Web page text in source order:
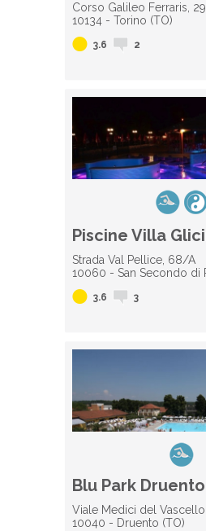
Corso Galileo Ferraris,
10134 - Torino (TO)
3.6 2
Piscine Villa
Strada Val Pellice, 68/A
10060 - San Secondo di
3.6 3
Blu Park Druento
Viale Medici del
10040 - Druento (TO)